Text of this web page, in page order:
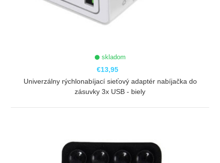
skladom
€13,95
Univerzálny rýchlonabíjací sieťový adaptér nabíjačka do
zásuvky 3x USB - biely